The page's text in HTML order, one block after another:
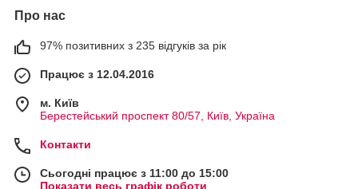
Про нас
97% позитивних з 235 відгуків за рік
Працює з 12.04.2016
м. Київ
Берестейський проспект 80/57, Київ, Україна
Контакти
Сьогодні працює з 11:00 до 15:00
Показати весь графік роботи